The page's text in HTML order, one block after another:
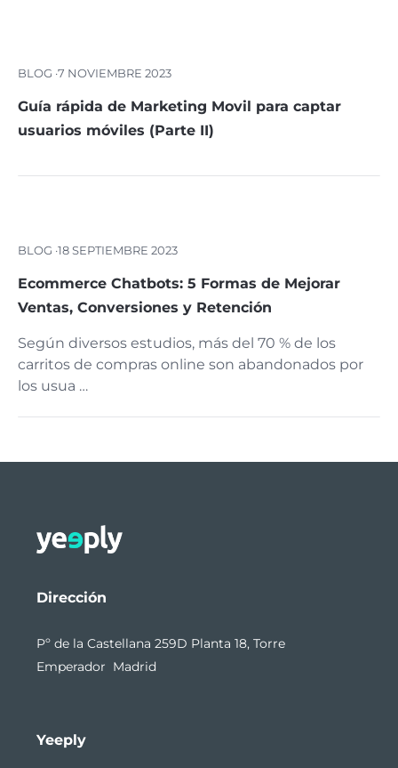
BLOG ·7 NOVIEMBRE 2023
Guía rápida de Marketing Movil para captar
usuarios móviles (Parte II)
BLOG ·18 SEPTIEMBRE 2023
Ecommerce Chatbots: 5 Formas de Mejorar
Ventas, Conversiones y Retención
Según diversos estudios, más del 70 % de los
carritos de compras online son abandonados por
los usua …
Dirección
Pº de la Castellana 259D Planta 18, Torre
Emperador Madrid
Yeeply